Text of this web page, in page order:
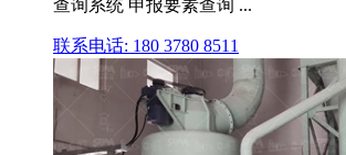
查询系统 申报要素查询 ...
联系电话: 180 3780 8511